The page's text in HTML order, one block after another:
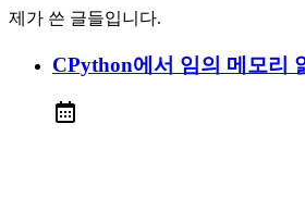
제가 쓴 글들입니다.
CPython에서 임의 메모리